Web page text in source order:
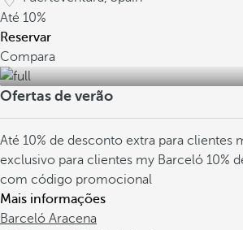
Até 10%
Reservar
Compara
Ofertas de verão
Até 10% de desconto extra para clientes
exclusivo para clientes my Barceló 10%
com código promocional
Mais informações
Barceló Aracena